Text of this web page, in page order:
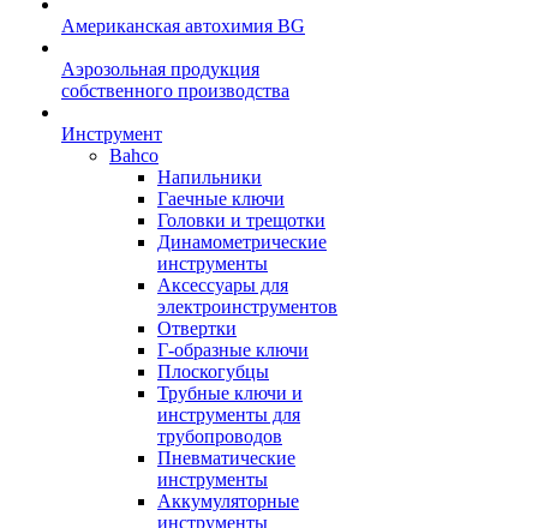
Американская автохимия BG
Аэрозольная продукция
собственного производства
Инструмент
Bahco
Напильники
Гаечные ключи
Головки и трещотки
Динамометрические
инструменты
Аксессуары для
электроинструментов
Отвертки
Г-образные ключи
Плоскогубцы
Трубные ключи и
инструменты для
трубопроводов
Пневматические
инструменты
Аккумуляторные
инструменты